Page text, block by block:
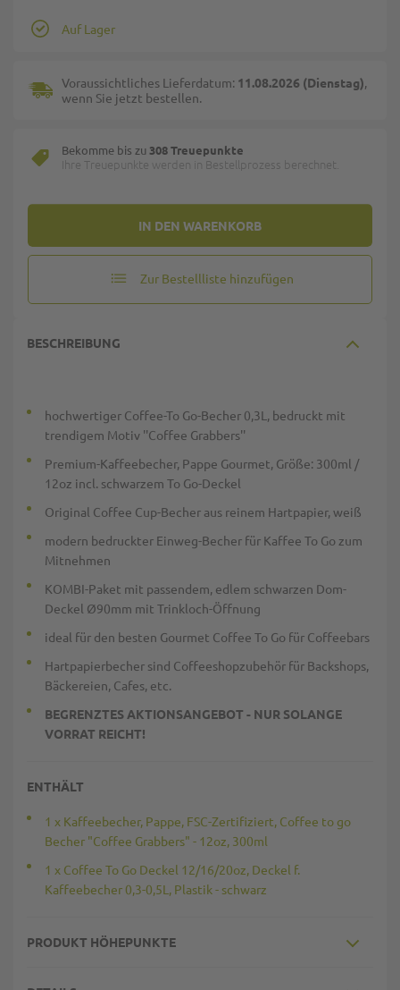
IN DEN WARENKORB
Auf Lager
Voraussichtliches Lieferdatum: 11.08.2026 (Dienstag),
wenn Sie jetzt bestellen.
Bekomme bis zu 308 Treuepunkte
Ihre Treuepunkte werden in Bestellprozess berechnet.
Zur Bestellliste hinzufügen
BESCHREIBUNG
hochwertiger Coffee-To Go-Becher 0,3L, bedruckt mit
trendigem Motiv ''Coffee Grabbers''
Premium-Kaffeebecher, Pappe Gourmet, Größe: 300ml /
12oz incl. schwarzem To Go-Deckel
Original Coffee Cup-Becher aus reinem Hartpapier, weiß
modern bedruckter Einweg-Becher für Kaffee To Go zum
Mitnehmen
KOMBI-Paket mit passendem, edlem schwarzen Dom-
Deckel Ø90mm mit Trinkloch-Öffnung
ideal für den besten Gourmet Coffee To Go für Coffeebars
Hartpapierbecher sind Coffeeshopzubehör für Backshops,
Bäckereien, Cafes, etc.
BEGRENZTES AKTIONSANGEBOT - NUR SOLANGE
VORRAT REICHT!
ENTHÄLT
1 x Kaffeebecher, Pappe, FSC-Zertifiziert, Coffee to go
Becher "Coffee Grabbers" - 12oz, 300ml
1 x Coffee To Go Deckel 12/16/20oz, Deckel f.
Kaffeebecher 0,3-0,5L, Plastik - schwarz
PRODUKT HÖHEPUNKTE